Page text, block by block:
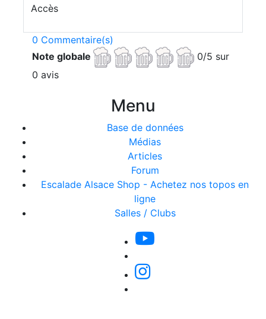
Accès
0 Commentaire(s)
Note globale
0/5 sur
0 avis
Menu
Base de données
Médias
Articles
Forum
Escalade Alsace Shop - Achetez nos topos en
ligne
Salles / Clubs